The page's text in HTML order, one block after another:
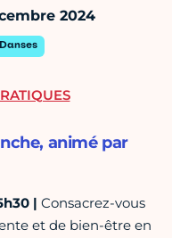
2024
Danses
animé par
| Consacrez-vous
et de bien-être en